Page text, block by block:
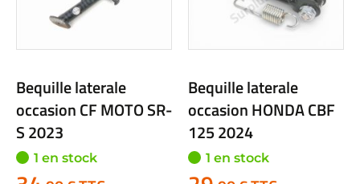
Bequille laterale
occasion CF MOTO SR-
S 2023
1 en stock
Bequille laterale
occasion HONDA CBF
125 2024
1 en stock